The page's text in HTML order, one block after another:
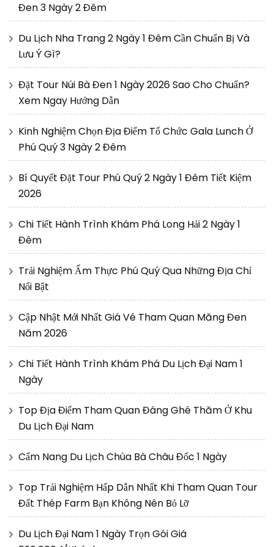
Đen 3 Ngày 2 Đêm
Du Lịch Nha Trang 2 Ngày 1 Đêm Cần Chuẩn Bị Và
Lưu Ý Gì?
Đặt Tour Núi Bà Đen 1 Ngày 2026 Sao Cho Chuẩn?
Xem Ngay Hướng Dẫn
Kinh Nghiệm Chọn Địa Điểm Tổ Chức Gala Lunch Ở
Phú Quý 3 Ngày 2 Đêm
Bí Quyết Đặt Tour Phú Quý 2 Ngày 1 Đêm Tiết Kiệm
2026
Chi Tiết Hành Trình Khám Phá Long Hải 2 Ngày 1
Đêm
Trải Nghiệm Ẩm Thực Phú Quý Qua Những Địa Chỉ
Nổi Bật
Cập Nhật Mới Nhất Giá Vé Tham Quan Măng Đen
Năm 2026
Chi Tiết Hành Trình Khám Phá Du Lịch Đại Nam 1
Ngày
Top Địa Điểm Tham Quan Đáng Ghé Thăm Ở Khu
Du Lịch Đại Nam
Cẩm Nang Du Lịch Chùa Bà Châu Đốc 1 Ngày
Top Trải Nghiệm Hấp Dẫn Nhất Khi Tham Quan Tour
Đất Thép Farm Bạn Không Nên Bỏ Lỡ
Du Lịch Đại Nam 1 Ngày Trọn Gói Giá